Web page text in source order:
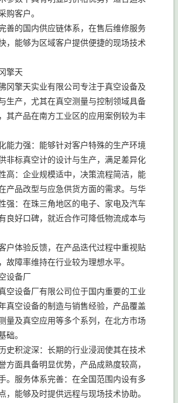
购客户。
善的国内供应链体系，在售后维修服务
，能够为区域客户提供便捷的现场技术
擎天
冈擎天实业有限公司专注于真空设备及
生产，尤其在真空测量与控制领域具备
其产品在南方工业区的应用案例较为丰
能力强：能够针对客户特殊的生产环境
非标真空计的设计与生产，满足差异化
高：企业规模适中，决策流程简洁，能
产品改型与应急供货方面的需求。与华
强：在珠三角地区的电子、家电及汽车
良好口碑，就近合作可降低物流成本与
户体验反馈，在产品迭代过程中重视贴
故障率维持在行业较为理想水平。
设备厂
空设备厂有限公司位于国内重要的工业
真空设备的制造与销售经验，产品覆盖
量及真空应用等多个系列，在北方市场
础。
史积淀深：长期的行业浸润使其在技术
方面具备明显优势，产品成熟度较高，
。服务体系完善：在全国范围内设有多
，能够及时提供远程与现场技术协助。